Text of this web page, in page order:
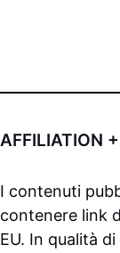
AFFILIATION
I contenuti
contenere link
EU. In qualità